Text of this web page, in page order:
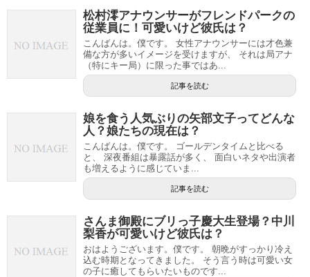
松村澪アナウンサーがフレンドパークの
従業員に！可愛いけど彼氏は？
こんばんは。僕です。 女性アナウンサーには才色兼
備な方が多いイメージを受けますが、 それは局アナ
（特にキー局）に限った事ではあ...
記事を読む
娘を食う人気ぶりの矢部文子ってどんな
人？娘たちの現在は？
こんばんは。僕です。 ゴールデンタイムと比べる
と、 深夜番組は暴露話が多く、 面白いネタや出演者
も増えるように感じていま...
記事を読む
さんま御殿にブリっ子慶大生登場？中川
梨香が可愛いけど彼氏は？
おはようございます。僕です。 朝晩がすっかり冷え
込む時期となってきました。 そう言う時は可愛い女
の子に癒してもらいたいものです...